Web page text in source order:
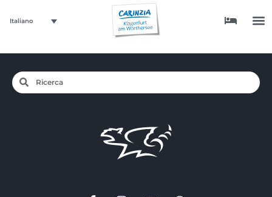
Italiano